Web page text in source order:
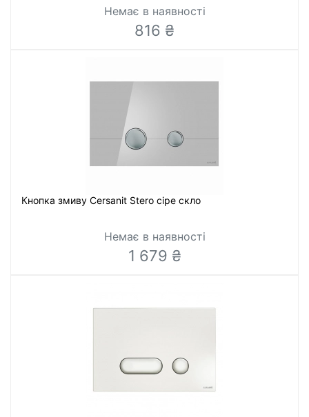
Немає в наявності
816 ₴
Кнопка змиву Cersanit Stero сіре скло
Немає в наявності
1 679 ₴